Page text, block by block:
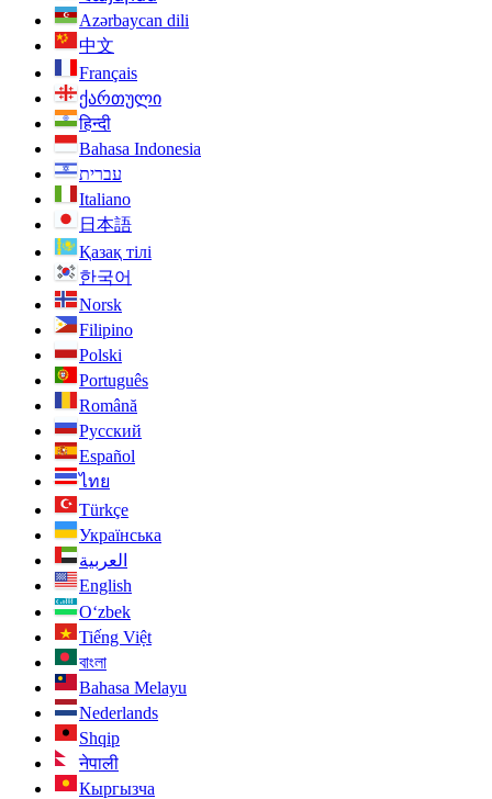
Azərbaycan dili
中文
Français
ქართული
हिन्दी
Bahasa Indonesia
עברית
Italiano
日本語
Қазақ тілі
한국어
Norsk
Filipino
Polski
Português
Română
Русский
Español
ไทย
Türkçe
Українська
العربية
English
O‘zbek
Tiếng Việt
বাংলা
Bahasa Melayu
Nederlands
Shqip
नेपाली
Кыргызча